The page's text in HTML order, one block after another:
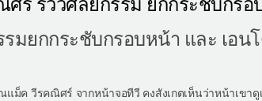
รมยกกระชับกรอบหน้า และ เอ
ม็ค วีรคณิศร์ จากหน้าจอทีวี คงสังเกตเห็นว่าหน้าเข